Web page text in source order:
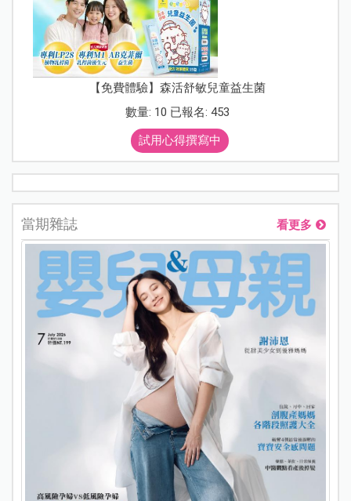
【免費體驗】森活舒敏兒童益生菌
數量: 10 已報名: 453
試用心得撰寫中
當期雜誌 看更多